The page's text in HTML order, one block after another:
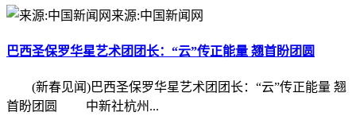
来源:中国新闻网
巴西圣保罗华星艺术团团长：“云”传正能量 翘首盼团圆
(新春见闻)巴西圣保罗华星艺术团团长：“云”传正能量 翘
首盼团圆 中新社杭州...